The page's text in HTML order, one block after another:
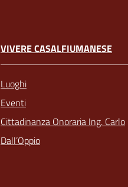
VIVERE CASALFIUMANESE
Luoghi
Eventi
Cittadinanza Onoraria Ing. Carlo
Dall’Oppio